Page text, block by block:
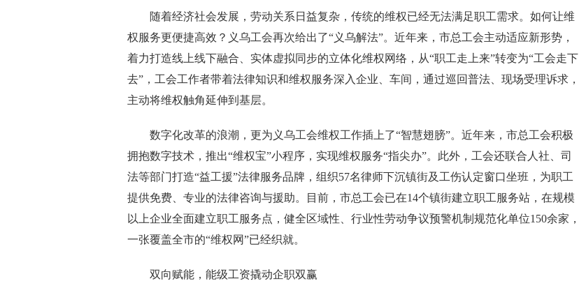
随着经济社会发展，劳动关系日益复杂，传统的维权已经无法满足职工需求。如何让维
权服务更便捷高效？义乌工会再次给出了“义乌解法”。近年来，市总工会主动适应新形势，
着力打造线上线下融合、实体虚拟同步的立体化维权网络，从“职工走上来”转变为“工会走下
去”，工会工作者带着法律知识和维权服务深入企业、车间，通过巡回普法、现场受理诉求，
主动将维权触角延伸到基层。
数字化改革的浪潮，更为义乌工会维权工作插上了“智慧翅膀”。近年来，市总工会积极
拥抱数字技术，推出“维权宝”小程序，实现维权服务“指尖办”。此外，工会还联合人社、司
法等部门打造“益工援”法律服务品牌，组织57名律师下沉镇街及工伤认定窗口坐班，为职工
提供免费、专业的法律咨询与援助。目前，市总工会已在14个镇街建立职工服务站，在规模
以上企业全面建立职工服务点，健全区域性、行业性劳动争议预警机制规范化单位150余家，
一张覆盖全市的“维权网”已经织就。
双向赋能，能级工资撬动企职双赢